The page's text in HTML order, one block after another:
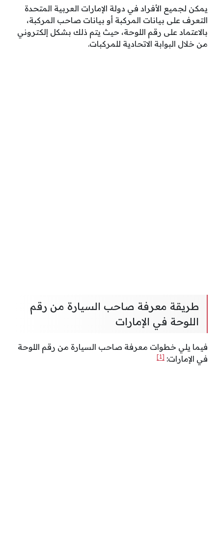
يمكن لجميع الأفراد في دولة الإمارات العربية المتحدة
التعرف على بيانات المركبة أو بيانات صاحب المركبة،
بالاعتماد على رقم اللوحة، حيث يتم ذلك بشكل إلكتروني
من خلال البوابة الاتحادية للمركبات.
طريقة معرفة صاحب السيارة من رقم
اللوحة في الإمارات
فيما يلي خطوات معرفة صاحب السيارة من رقم اللوحة
في الإمارات: [1]